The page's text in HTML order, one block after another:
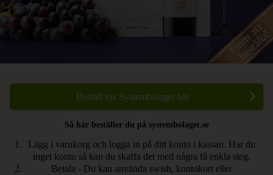
Beställ via Systembolaget här
Så här beställer du på systembolaget.se
Lägg i varukorg och logga in på ditt konto i kassan. Har du
inget konto så kan du skaffa det med några få enkla steg.
Betala - Du kan använda swish, kontokort eller